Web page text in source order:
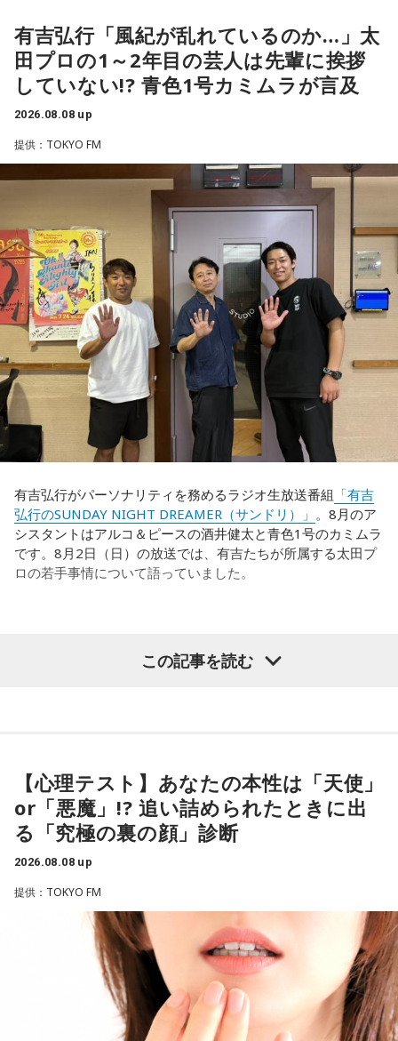
番組名：SPORTS BEAT supported by TOYOTA
放送日時：毎週土曜 10:00～10:50
パーソナリティ：藤木直人、高見侑里
番組Webサイト：https://www.tfm.co.jp/beat/
番組公式X：@SPORTSBEAT_TFM
だ、これは日本だけではなく、アルゼンチンと対戦したイン
グランドもそういう展開になったんですよ。サッカーってそ
ういうスポーツなんですよね。
つまり、ベンチから何か言っても（すぐに戦術を）変えられ
るほど簡単なスポーツではないんです。なぜならば、相手が
それに対してまた変化をしてくるから。だから“個”の力を高め
ね。
◆世界で戦うために必要な“個”の力
藤木：今回、日本代表はケガ人が続出しましたが、それでも
あの戦いができたというのは、選手層も相当厚くなったとい
うことでしょうか？
福田：そうですね。選手層は厚くなっているし、森保監督の
「誰が出ても同じような戦いができる準備をしてきた」とい
う言葉がその通りであることを、グループステージで証明で
きていたと思います。でも、そこから上に行くためには、や
っぱり“個の力”が必要だったかなと感じています。
世界で見ても、日本だけでなく主力の選手がケガする国は
なんです。そういう意味では、確かに選手層は厚くなったけ
れども、さらに“個”の力を高めながら、選手層をもっと厚くし
なきゃいけない。ベスト16・ベスト8に進む国と比べたとき
に、そこまでの選手層だったのかというと、まだまだ厚くし
ていかないとダメなのではないか、ということなんだと思い
いうのは今までなかったことですし、力がついているのは事
（左から）福田正博さん、藤木直人、高見侑里
番組名：SPORTS BEAT supported by TOYOTA
放送日時：毎週土曜 10:00～10:50
パーソナリティ：藤木直人、高見侑里
番組Webサイト： https://www.tfm.co.jp/beat/
@SPORTSBEAT_TFM
とがあると切り出し、「賞レースで結果を残していないコン
ビ、（芸歴18年目の）ぐりんぴーすがよく愚痴をこぼしてい
るのは、最近の後輩は挨拶をしてくれないんだって（笑）」
と暴露します。
有吉自身は、今では後輩から挨拶されないことがまったくな
いため分からないと前置きしつつ、「ぐりんぴーすがそう言
っていたから……その辺はどう？ 風紀が乱れているかどうか」
と質問します。
これに対して、カミムラは「ぐりんぴーすさんが言っている
のは、1～2年目の芸人の子たちだと思うんですけど……たぶ
ん、その子たちは本当に挨拶していないと思います」と苦笑
い。有吉が「なんでなの？」と尋ねると、カミムラは「こん
なことを言うのもあれですけど、（ぐりんぴーすさんが）ど
ういう先輩か分かっていないんだと思います」と正直に語り
ます。
それを受け、有吉は「でもさ、この世界に入ったら俺だって
（若手の頃は）誰か分からない人にも一応挨拶するじゃな
い？ 何があるか分からないからさ」と持論を語ります。その
意見にカミムラも納得しつつも、「ちゃんと挨拶をしない人
間は時代的に増えていますね」とリアルな実情を明かしま
また、有吉は「吉本（興業）は縦がちゃんとしているじゃ
ん。それは養成所でもそういう教えがあるんだろうし、先輩
からも受け継がれるからだと思うんだよね」と他事務所と比
較しつつ、「太田プロはゆるいから……酒井のせいで（笑）」
番組名：有吉弘行のSUNDAY NIGHT DREAMER
音声コンテンツプラットフォーム「JFN Pods」ではスペシャ
ル音声も配信中！
有吉弘行「風紀が乱れているのか…」太
田プロの1～2年目の芸人は先輩に挨拶
していない!? 青色1号カミムラが言及
2026.08.08 up
提供：TOKYO FM
有吉弘行がパーソナリティを務めるラジオ生放送番組 「有吉
弘行のSUNDAY NIGHT DREAMER（サンドリ）」 。8月のア
シスタントはアルコ＆ピースの酒井健太と青色1号のカミムラ
です。8月2日（日）の放送では、有吉たちが所属する太田プ
ロの若手事情について語っていました。
とがあると切り出し、「賞レースで結果を残していないコン
ビ、（芸歴18年目の）ぐりんぴーすがよく愚痴をこぼしてい
るのは、最近の後輩は挨拶をしてくれないんだって（笑）」
と暴露します。
有吉自身は、今では後輩から挨拶されないことがまったくな
いため分からないと前置きしつつ、「ぐりんぴーすがそう言
っていたから……その辺はどう？ 風紀が乱れているかどうか」
と質問します。
これに対して、カミムラは「ぐりんぴーすさんが言っている
のは、1～2年目の芸人の子たちだと思うんですけど……たぶ
ん、その子たちは本当に挨拶していないと思います」と苦笑
い。有吉が「なんでなの？」と尋ねると、カミムラは「こん
この記事を読む
【心理テスト】あなたの本性は「天使」
or「悪魔」!? 追い詰められたときに出
る「究極の裏の顔」診断
2026.08.08 up
提供：TOKYO FM